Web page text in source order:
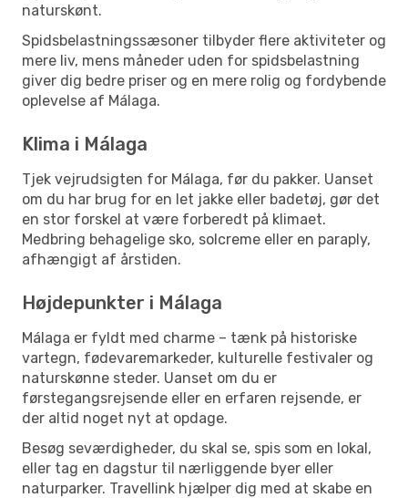
naturskønt.
Spidsbelastningssæsoner tilbyder flere aktiviteter og
mere liv, mens måneder uden for spidsbelastning
giver dig bedre priser og en mere rolig og fordybende
oplevelse af Málaga.
Klima i Málaga
Tjek vejrudsigten for Málaga, før du pakker. Uanset
om du har brug for en let jakke eller badetøj, gør det
en stor forskel at være forberedt på klimaet.
Medbring behagelige sko, solcreme eller en paraply,
afhængigt af årstiden.
Højdepunkter i Málaga
Málaga er fyldt med charme – tænk på historiske
vartegn, fødevaremarkeder, kulturelle festivaler og
naturskønne steder. Uanset om du er
førstegangsrejsende eller en erfaren rejsende, er
der altid noget nyt at opdage.
Besøg seværdigheder, du skal se, spis som en lokal,
eller tag en dagstur til nærliggende byer eller
naturparker. Travellink hjælper dig med at skabe en